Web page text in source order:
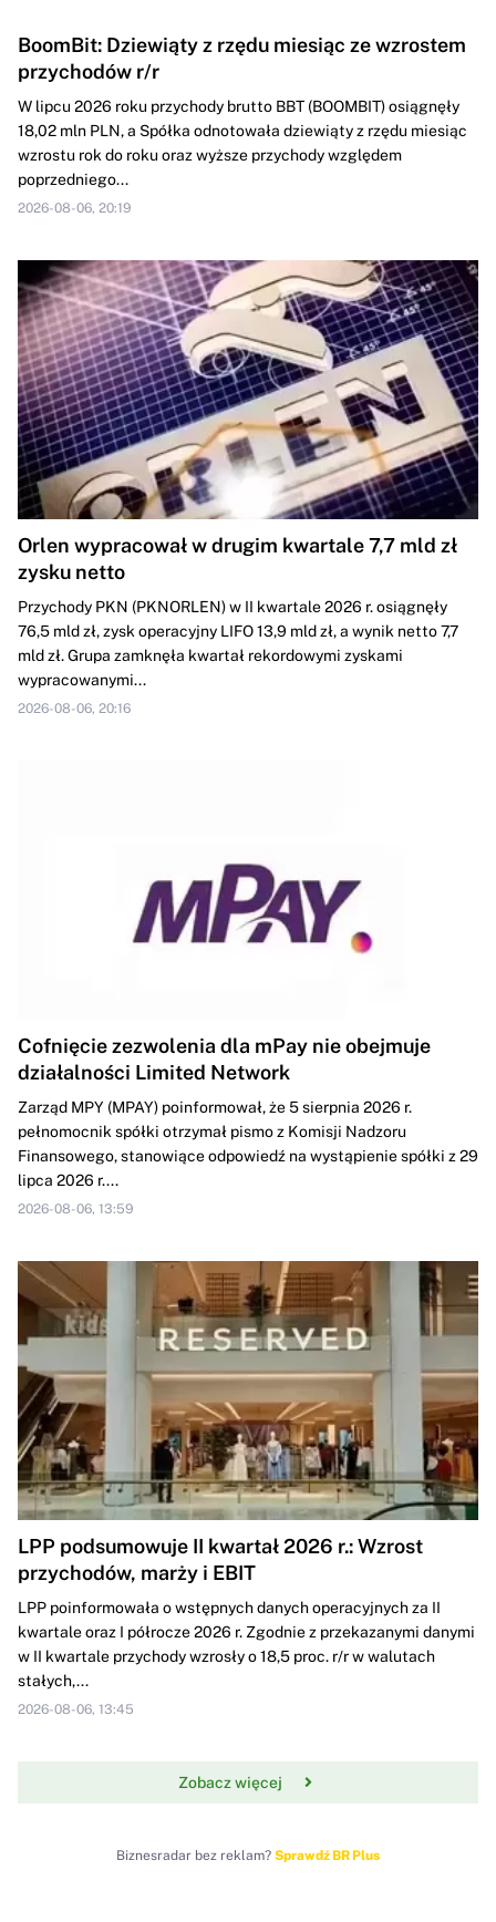
BoomBit: Dziewiąty z rzędu miesiąc ze wzrostem
przychodów r/r
W lipcu 2026 roku przychody brutto BBT (BOOMBIT) osiągnęły
18,02 mln PLN, a Spółka odnotowała dziewiąty z rzędu miesiąc
wzrostu rok do roku oraz wyższe przychody względem
poprzedniego...
2026-08-06, 20:19
Orlen wypracował w drugim kwartale 7,7 mld zł
zysku netto
Przychody PKN (PKNORLEN) w II kwartale 2026 r. osiągnęły
76,5 mld zł, zysk operacyjny LIFO 13,9 mld zł, a wynik netto 7,7
mld zł. Grupa zamknęła kwartał rekordowymi zyskami
wypracowanymi...
2026-08-06, 20:16
Cofnięcie zezwolenia dla mPay nie obejmuje
działalności Limited Network
Zarząd MPY (MPAY) poinformował, że 5 sierpnia 2026 r.
pełnomocnik spółki otrzymał pismo z Komisji Nadzoru
Finansowego, stanowiące odpowiedź na wystąpienie spółki z 29
lipca 2026 r....
2026-08-06, 13:59
LPP podsumowuje II kwartał 2026 r.: Wzrost
przychodów, marży i EBIT
LPP poinformowała o wstępnych danych operacyjnych za II
kwartale oraz I półrocze 2026 r. Zgodnie z przekazanymi danymi
w II kwartale przychody wzrosły o 18,5 proc. r/r w walutach
stałych,...
2026-08-06, 13:45
Zobacz więcej
Biznesradar bez reklam? Sprawdź BR Plus